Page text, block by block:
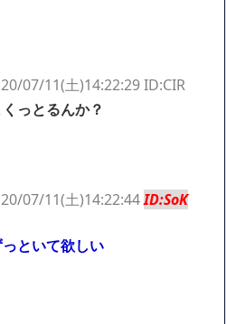
20/07/11(土)14:22:29 ID:CIR
っとるんか？
20/07/11(土)14:22:44ID:SoK
といて欲しい